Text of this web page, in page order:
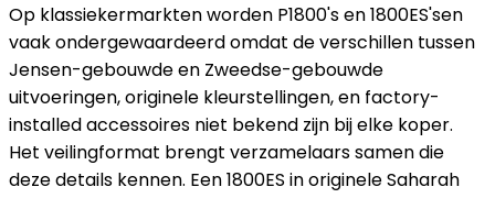
Op klassiekermarkten worden P1800's en 1800ES'sen
vaak ondergewaardeerd omdat de verschillen tussen
Jensen-gebouwde en Zweedse-gebouwde
uitvoeringen, originele kleurstellingen, en factory-
installed accessoires niet bekend zijn bij elke koper.
Het veilingformat brengt verzamelaars samen die
deze details kennen. Een 1800ES in originele Saharah